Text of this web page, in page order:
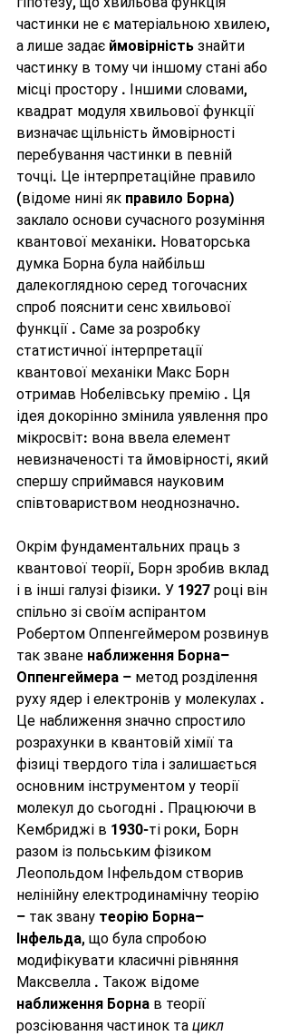
частинки не є матеріальною хвилею,
а лише задає ймовірність знайти
частинку в тому чи іншому стані або
місці простору . Іншими словами,
квадрат модуля хвильової функції
визначає щільність ймовірності
перебування частинки в певній
точці. Це інтерпретаційне правило
(відоме нині як правило Борна)
заклало основи сучасного розуміння
квантової механіки. Новаторська
думка Борна була найбільш
далекоглядною серед тогочасних
спроб пояснити сенс хвильової
функції . Саме за розробку
статистичної інтерпретації
квантової механіки Макс Борн
отримав Нобелівську премію . Ця
ідея докорінно змінила уявлення про
мікросвіт: вона ввела елемент
невизначеності та ймовірності, який
спершу сприймався науковим
співтовариством неоднозначно.
Окрім фундаментальних праць з
квантової теорії, Борн зробив вклад
і в інші галузі фізики. У 1927 році він
спільно зі своїм аспірантом
Робертом Оппенгеймером розвинув
так зване наближення Борна–
Оппенгеймера – метод розділення
руху ядер і електронів у молекулах .
Це наближення значно спростило
розрахунки в квантовій хімії та
фізиці твердого тіла і залишається
основним інструментом у теорії
молекул до сьогодні . Працюючи в
Кембриджі в 1930-ті роки, Борн
разом із польським фізиком
Леопольдом Інфельдом створив
нелінійну електродинамічну теорію
– так звану теорію Борна–
Інфельда, що була спробою
модифікувати класичні рівняння
Максвелла . Також відоме
наближення Борна в теорії
розсіювання частинок та цикл